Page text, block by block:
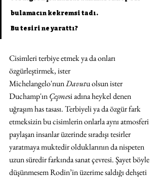
bulamacın kekremsi tadı.
Bu tesiri ne yarattı?
Cisimleri terbiye etmek ya da onları
özgürleştirmek, ister
Michelangelo'nun Davutu olsun ister
Duchamp'ın Çeşmesi adına heykel denen
uğraşım has tasası. Terbiyeli ya da özgür fark
etmeksizin bu cisimlerin onlarla aynı atmosferi
paylaşan insanlar üzerinde sıradışı tesirler
yaratmaya muktedir olduklarının da nispeten
uzun süredir farkında sanat çevresi. Şayet böyle
düşünmesem Rodin’in üzerime saldığı dehşeti